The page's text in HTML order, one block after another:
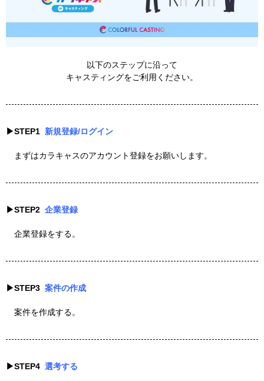
以下のステップに沿って
キャスティングをご利用ください。
▶︎STEP1 新規登録/ログイン
まずはカラキャスのアカウント登録をお願いします。
▶︎STEP2 企業登録
企業登録をする。
▶︎STEP3 案件の作成
案件を作成する。
▶︎STEP4 選考する